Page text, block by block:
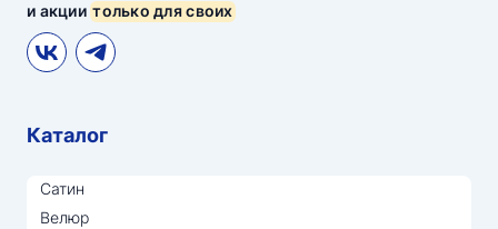
и акциитолько для своих
Каталог
Сатин
Велюр